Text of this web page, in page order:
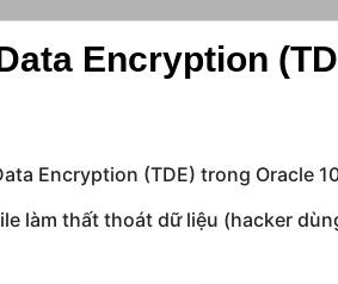
Encryption
Encryption (TDE) trong Oracle
làm thất thoát dữ liệu (hacker